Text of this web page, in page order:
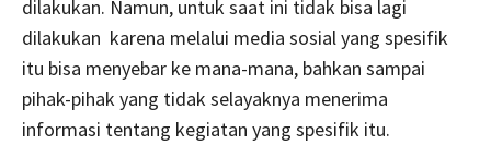
dilakukan. Namun, untuk saat ini tidak bisa lagi
dilakukan karena melalui media sosial yang spesifik
itu bisa menyebar ke mana-mana, bahkan sampai
pihak-pihak yang tidak selayaknya menerima
informasi tentang kegiatan yang spesifik itu.